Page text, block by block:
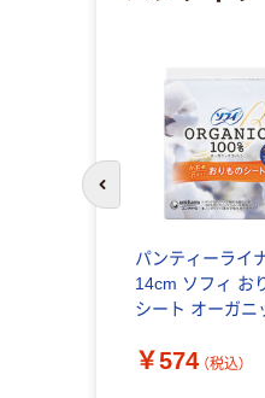
パンティーライ
14cm ソフィ お
シート オーガニ
個（52枚入） ユニ
￥574 （税込）
前のスライドへ